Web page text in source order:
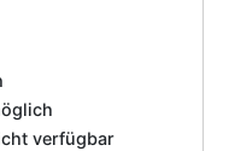
verfügbar